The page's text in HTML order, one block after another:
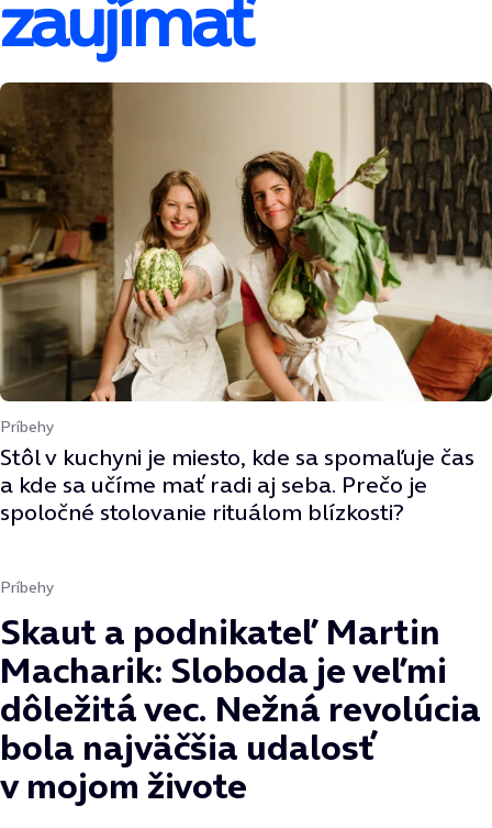
zaujímať
Príbehy
Stôl v kuchyni je miesto, kde sa spomaľuje čas
a kde sa učíme mať radi aj seba. Prečo je
spoločné stolovanie rituálom blízkosti?
Príbehy
Skaut a podnikateľ Martin
Macharik: Sloboda je veľmi
dôležitá vec. Nežná revolúcia
bola najväčšia udalosť
v mojom živote